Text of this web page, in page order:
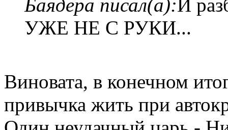
Баядера писал(а):И
УЖЕ НЕ С РУКИ...
Виновата, в конечном
привычка жить при